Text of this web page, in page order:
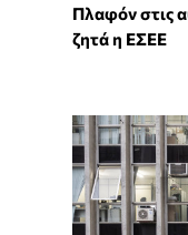
Πλαφόν στις
ζητά η ΕΣΕΕ